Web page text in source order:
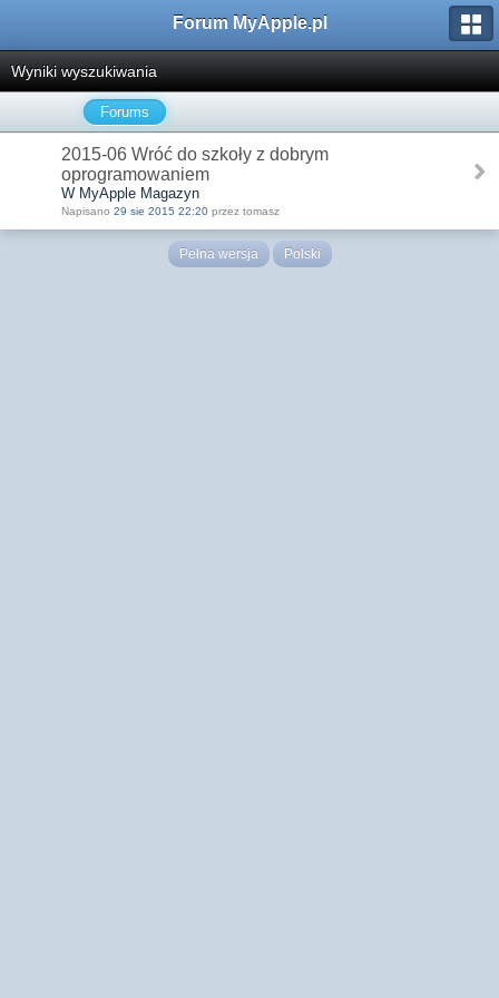
Forum MyApple.pl
Wyniki wyszukiwania
Forums
2015-06 Wróć do szkoły z dobrym
oprogramowaniem
W MyApple Magazyn
Napisano 29 sie 2015 22:20 przez tomasz
Pełna wersja Polski